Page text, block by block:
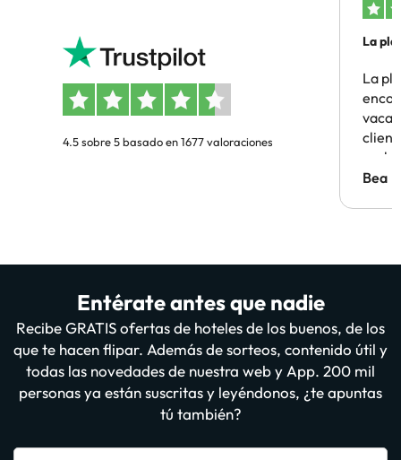
4.5 sobre 5 basado en 1677 valoraciones
La
La
Bea
Entérate antes que nadie
Recibe GRATIS ofertas de hoteles de los buenos, de los
que te hacen flipar. Además de sorteos, contenido útil y
todas las novedades de nuestra web y App. 200 mil
personas ya están suscritas y leyéndonos, ¿te apuntas
tú también?